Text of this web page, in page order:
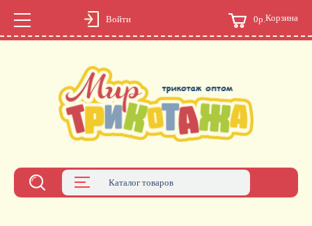
Войти Корзина
0р.
Каталог товаров